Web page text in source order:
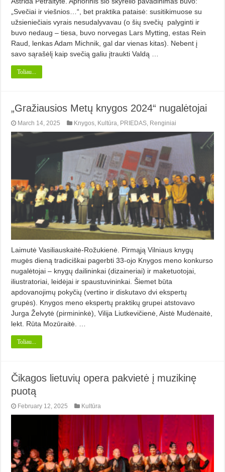
„Svečiai ir viešnios…“, bet praktika pataisė: susitikimuose su
užsieniečiais vyrais nesudalyvavau (o šių svečių palyginti ir
buvo nedaug – tiesa, buvo norvegas Lars Mytting, estas Rein
Raud, lenkas Adam Michnik, gal dar vienas kitas). Nebent į
savo sąrašėlį kaip svečią galiu įtraukti Valdą …
Toliau...
„Gražiausios Metų knygos 2024“ nugalėtojai
March 14, 2025 Knygos, Kultūra, PRIEDAS, Renginiai
Laimutė Vasiliauskaitė-Rožukienė. Pirmąją Vilniaus knygų
mugės dieną tradiciškai pagerbti 33-ojo Knygos meno konkurso
nugalėtojai – knygų dailininkai (dizaineriai) ir maketuotojai,
iliustratoriai, leidėjai ir spaustuvininkai. Šiemet būta
apdovanojimų pokyčių (vertino ir diskutavo dvi ekspertų
grupės). Knygos meno ekspertų praktikų grupei atstovavo
Jurga Želvytė (pirmininkė), Vilija Liutkevičienė, Aistė Mudėnaitė,
lekt. Rūta Mozūraitė. …
Toliau...
Čikagos lietuvių opera pakvietė į muzikinę
puotą
February 12, 2025 Kultūra